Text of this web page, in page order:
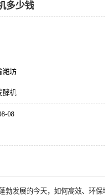
多少钱
潍坊
酵机
08
勃发展的今天，如何高效、环保